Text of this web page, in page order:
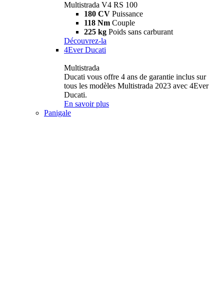
Multistrada V4 RS 100
180 CV Puissance
118 Nm Couple
225 kg Poids sans carburant
Découvrez-la
4Ever Ducati
Multistrada
Ducati vous offre 4 ans de garantie inclus sur
tous les modèles Multistrada 2023 avec 4Ever
Ducati.
En savoir plus
Panigale